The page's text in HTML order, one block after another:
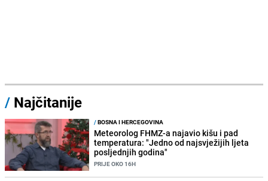
/ Najčitanije
/BOSNA I HERCEGOVINA
Meteorolog FHMZ-a najavio kišu i pad
temperatura: "Jedno od najsvježijih ljeta
posljednjih godina"
PRIJE OKO 16H